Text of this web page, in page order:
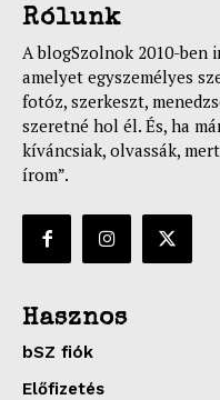
Rólunk
A blogSzolnok 2010-
amelyet egyszemélyes
fotóz, szerkeszt,
szeretné hol él. És, ha
kíváncsiak, olvassák,
írom”.
Hasznos
bSZ fiók
Előfizetés